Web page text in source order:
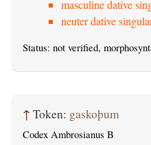
masculine dative
neuter dative
Status: not verified,
↑ Token: gaskoþum
Codex Ambrosianus B